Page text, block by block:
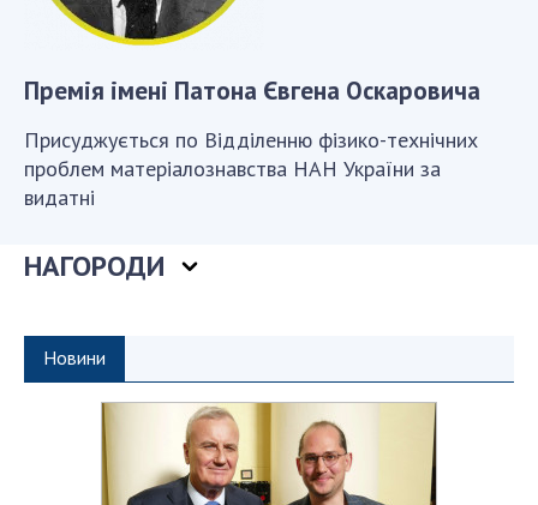
Відкрита наука в НАН України
Підготовка наукових кадрів
Робота з молоддю
МІЖНАРОДНЕ СПІВРОБІТНИЦТВО
Міжнародні угоди
Міжнародні програми та конкурси
ДОКУМЕНТИ
Нормативні акти НАН України
Державний бюджет НАН України
Вибори до складу НАН України
Бланки документів
Премія імені Патона Євгена Оскаровича
Присуджується по Відділенню фізико-технічних
проблем матеріалознавства НАН України за
видатні
НАГОРОДИ
Новини